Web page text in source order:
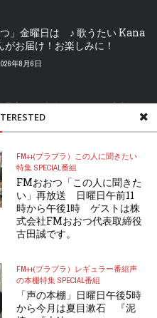
FM++(プラプラ） この人に聞きたい
特集 SPECIAL番組
FMおおつ「この人に聞きた
い」再放送 日曜日午前11
時から午後1時 ゲストは株
式会社FMおおつ代表取締役
古田誠です。
FM++(プラプラ） レギュラー番組声
の本棚特集 SPECIAL番組
「声の本棚」日曜日午後5時
から今月は夏目漱石 『泥
」金曜日は ♪ 歌うたい Kana
お届け！お楽しみに！
年8月6日
理士の 税金 なんでも相談
人さん アシスタントは吉
金曜日午後1時30分から午
年8月6日
ラジオへようこそ」金曜日午
30分 再放送 日曜日 午後３
2026年8月6日